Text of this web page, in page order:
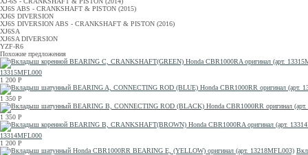
XJ6S ABS - CRANKSHAFT & PISTON (2015)
XJ6S DIVERSION
XJ6S DIVERSION ABS - CRANKSHAFT & PISTON (2016)
XJ6SA
XJ6SA DIVERSION
YZF-R6
Похожие предложения
13315MFL000
1 200 Р
1 350 Р
1 350 Р
13314MFL000
1 200 Р